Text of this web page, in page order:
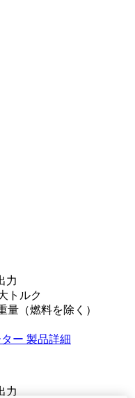
力
トルク
量（燃料を除く）
ー 製品詳細
力